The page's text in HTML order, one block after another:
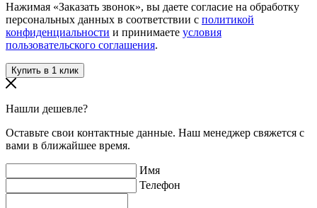
Нажимая «Заказать звонок», вы даете согласие на обработку
персональных данных в соответствии с политикой
конфиденциальности и принимаете условия
пользовательского соглашения.
Нашли дешевле?
Оставьте свои контактные данные. Наш менеджер свяжется с
вами в ближайшее время.
Имя
Телефон